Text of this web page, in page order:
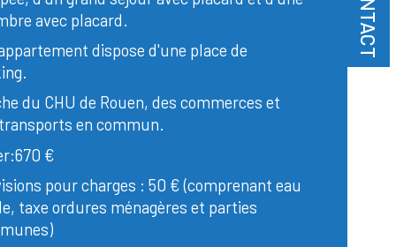
de pièces
avec placard.
dispose d'une place de
du CHU de Rouen, des commerces et
en commun.
€
pour charges : 50 € (comprenant eau
taxe ordures ménagères et parties